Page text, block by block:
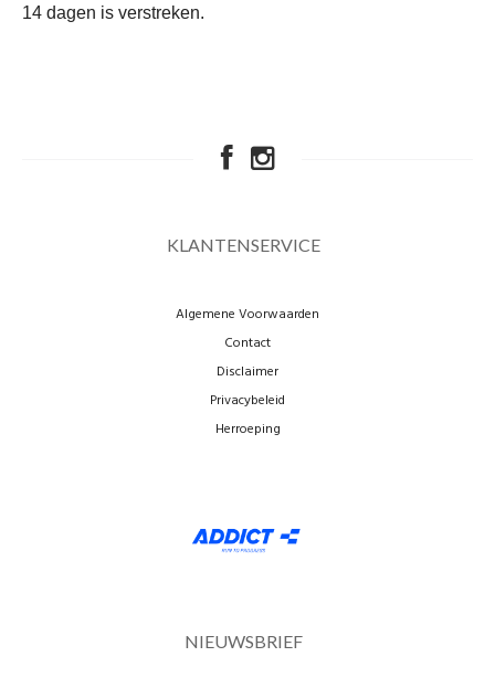
14 dagen is verstreken.
KLANTENSERVICE
Algemene Voorwaarden
Contact
Disclaimer
Privacybeleid
Herroeping
NIEUWSBRIEF